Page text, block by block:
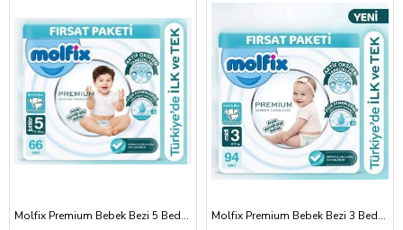
Molfix Premium Bebek Bezi 5 Beden 66 Adet Ultra Fırsat Paket Molfix Premium Bebek Bezi 3 Beden 94 Adet Ultra Fırsat Paket